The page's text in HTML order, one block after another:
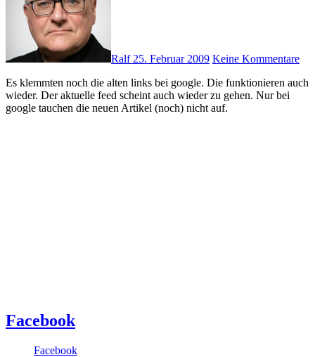
Ralf 25. Februar 2009 Keine Kommentare
Es klemmten noch die alten links bei google. Die funktionieren auch
wieder. Der aktuelle feed scheint auch wieder zu gehen. Nur bei
google tauchen die neuen Artikel (noch) nicht auf.
Facebook
Facebook